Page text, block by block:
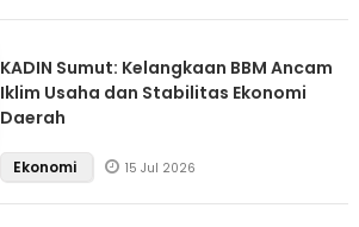
KADIN Sumut: Kelangkaan BBM Ancam
Iklim Usaha dan Stabilitas Ekonomi
Daerah
Ekonomi 15 Jul 2026